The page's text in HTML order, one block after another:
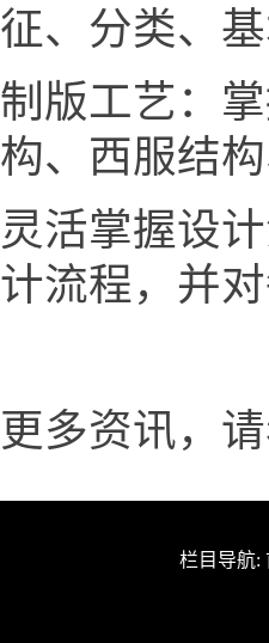
征、分类、
制版工艺：
构、西服结
灵活掌握设
计流程，并
更多资讯，
栏目导航: